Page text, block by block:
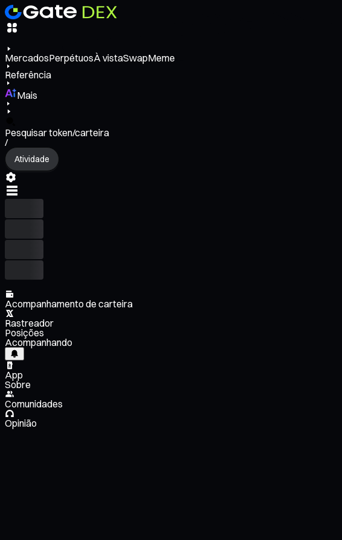
MercadosPerpétuosÀ vistaSwapMeme
Referência
Mais
Pesquisar token/carteira
/
Atividade
Acompanhamento de carteira
Rastreador
Posições
Acompanhando
App
Sobre
Comunidades
Opinião